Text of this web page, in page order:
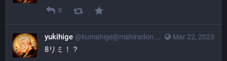
0
Mar 22, 2023
yukihige @kumahige@mahiradon.com
8リミ！？